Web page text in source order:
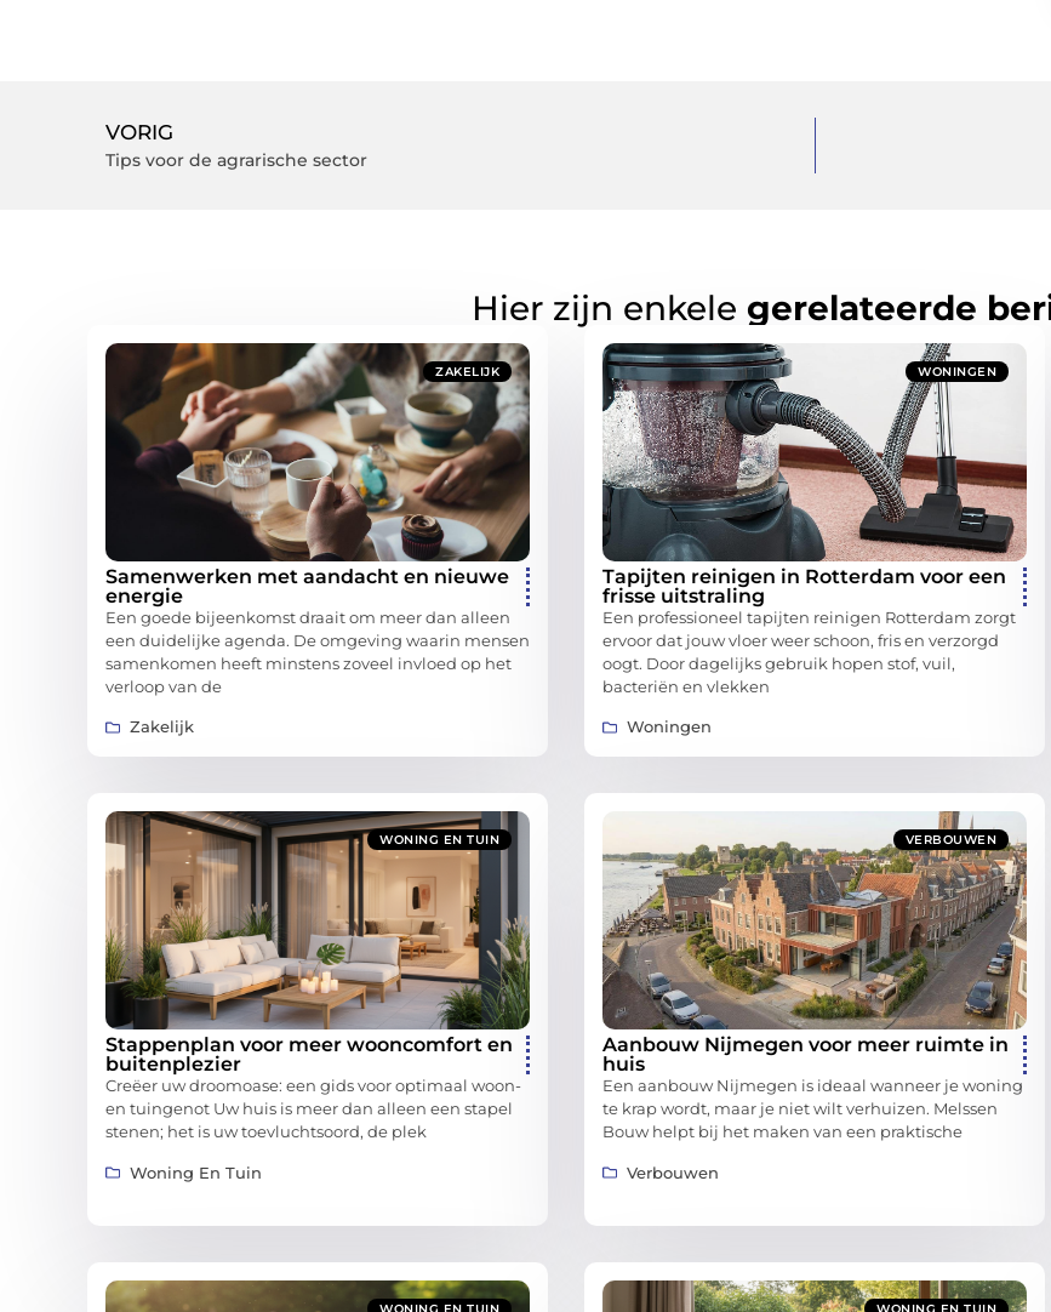
VORIG
Tips voor de agrarische sector
Hier zijn enkele gerelateerde
ZAKELIJK
Samenwerken met aandacht en nieuwe
energie
Een goede bijeenkomst draait om meer dan alleen
een duidelijke agenda. De omgeving waarin mensen
samenkomen heeft minstens zoveel invloed op het
verloop van de
Zakelijk
WONINGEN
Tapijten reinigen in Rotterdam voor een
frisse uitstraling
Een professioneel tapijten reinigen Rotterdam zorgt
ervoor dat jouw vloer weer schoon, fris en verzorgd
oogt. Door dagelijks gebruik hopen stof, vuil,
bacteriën en vlekken
Woningen
WONING EN TUIN
Stappenplan voor meer wooncomfort en
buitenplezier
Creëer uw droomoase: een gids voor optimaal woon-
en tuingenot Uw huis is meer dan alleen een stapel
stenen; het is uw toevluchtsoord, de plek
Woning En Tuin
VERBOUWEN
Aanbouw Nijmegen voor meer ruimte in
huis
Een aanbouw Nijmegen is ideaal wanneer je woning
te krap wordt, maar je niet wilt verhuizen. Melssen
Bouw helpt bij het maken van een praktische
Verbouwen
WONING EN TUIN WONING EN TUIN